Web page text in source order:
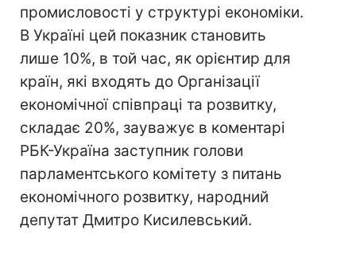
промисловості у структурі економіки.
В Україні цей показник становить
лише 10%, в той час, як орієнтир для
країн, які входять до Організації
економічної співпраці та розвитку,
складає 20%, зауважує в коментарі
РБК-Україна заступник голови
парламентського комітету з питань
економічного розвитку, народний
депутат Дмитро Кисилевський.